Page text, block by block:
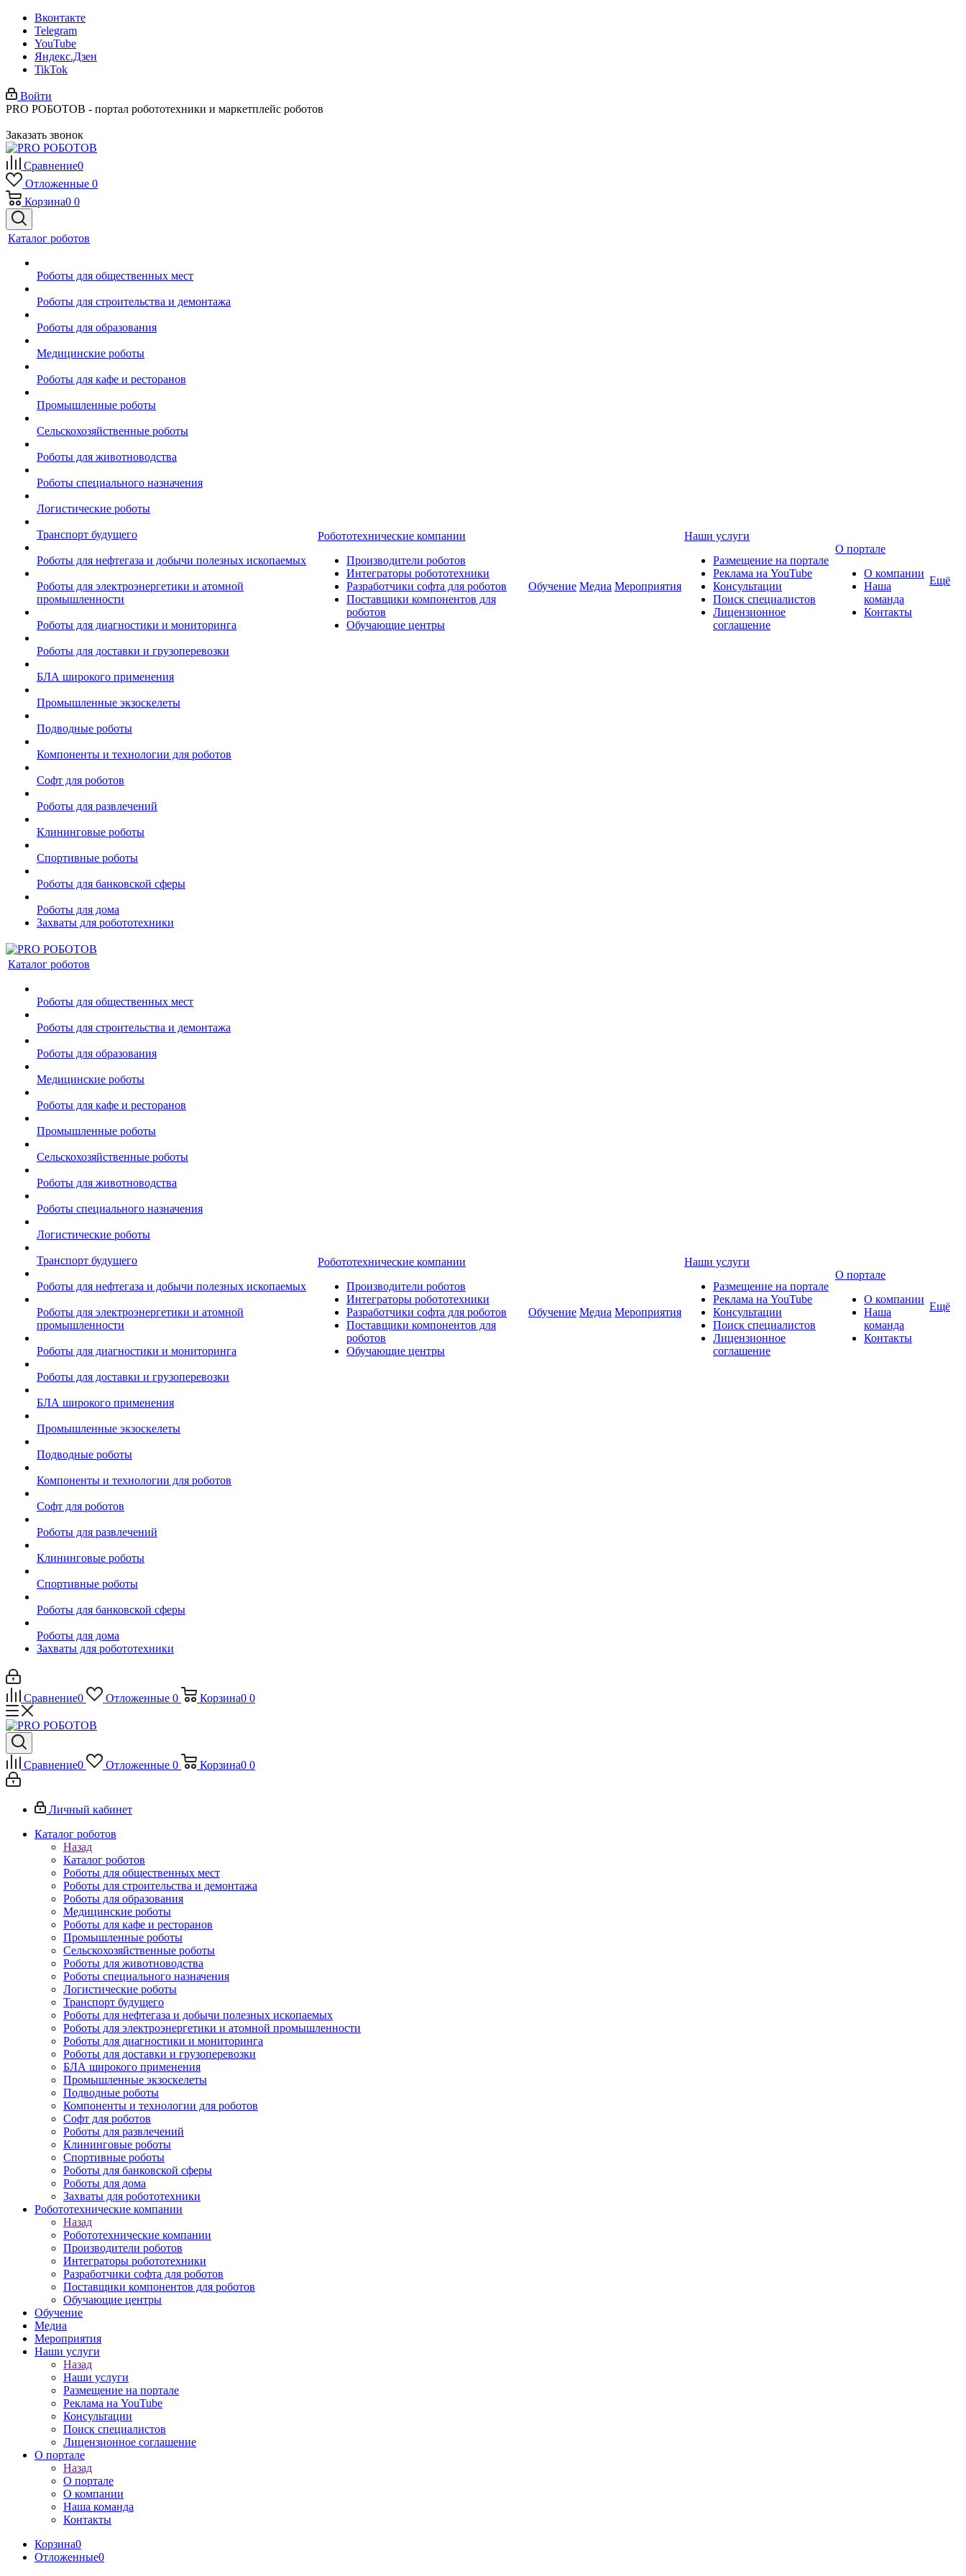
Вконтакте
Telegram
YouTube
Яндекс.Дзен
TikTok
Войти
PRO РОБОТОВ - портал робототехники и маркетплейс роботов
Заказать звонок
Сравнение0
Отложенные 0
Корзина0 0
Каталог роботов
Роботы для общественных мест
Роботы для строительства и демонтажа
Роботы для образования
Медицинские роботы
Роботы для кафе и ресторанов
Промышленные роботы
Сельскохозяйственные роботы
Роботы для животноводства
Роботы специального назначения
Логистические роботы
Транспорт будущего
Роботы для нефтегаза и добычи полезных ископаемых
Роботы для электроэнергетики и атомной
промышленности
Роботы для диагностики и мониторинга
Роботы для доставки и грузоперевозки
БЛА широкого применения
Промышленные экзоскелеты
Подводные роботы
Компоненты и технологии для роботов
Софт для роботов
Роботы для развлечений
Клининговые роботы
Спортивные роботы
Роботы для банковской сферы
Роботы для дома
Захваты для робототехники
Робототехнические компании
Производители роботов
Интеграторы робототехники
Разработчики софта для роботов
Поставщики компонентов для
роботов
Обучающие центры
Обучение Медиа Мероприятия
Наши услуги
Размещение на портале
Реклама на YouTube
Консультации
Поиск специалистов
Лицензионное
соглашение
О портале
О компании
Наша
команда
Контакты
Ещё
Каталог роботов
Роботы для общественных мест
Роботы для строительства и демонтажа
Роботы для образования
Медицинские роботы
Роботы для кафе и ресторанов
Промышленные роботы
Сельскохозяйственные роботы
Роботы для животноводства
Роботы специального назначения
Логистические роботы
Транспорт будущего
Роботы для нефтегаза и добычи полезных ископаемых
Роботы для электроэнергетики и атомной
промышленности
Роботы для диагностики и мониторинга
Роботы для доставки и грузоперевозки
БЛА широкого применения
Промышленные экзоскелеты
Подводные роботы
Компоненты и технологии для роботов
Софт для роботов
Роботы для развлечений
Клининговые роботы
Спортивные роботы
Роботы для банковской сферы
Роботы для дома
Захваты для робототехники
Робототехнические компании
Производители роботов
Интеграторы робототехники
Разработчики софта для роботов
Поставщики компонентов для
роботов
Обучающие центры
Обучение Медиа Мероприятия
Наши услуги
Размещение на портале
Реклама на YouTube
Консультации
Поиск специалистов
Лицензионное
соглашение
О портале
О компании
Наша
команда
Контакты
Ещё
Сравнение0 Отложенные 0 Корзина0 0
Сравнение0 Отложенные 0 Корзина0 0
Личный кабинет
Каталог роботов
Назад
Каталог роботов
Роботы для общественных мест
Роботы для строительства и демонтажа
Роботы для образования
Медицинские роботы
Роботы для кафе и ресторанов
Промышленные роботы
Сельскохозяйственные роботы
Роботы для животноводства
Роботы специального назначения
Логистические роботы
Транспорт будущего
Роботы для нефтегаза и добычи полезных ископаемых
Роботы для электроэнергетики и атомной промышленности
Роботы для диагностики и мониторинга
Роботы для доставки и грузоперевозки
БЛА широкого применения
Промышленные экзоскелеты
Подводные роботы
Компоненты и технологии для роботов
Софт для роботов
Роботы для развлечений
Клининговые роботы
Спортивные роботы
Роботы для банковской сферы
Роботы для дома
Захваты для робототехники
Робототехнические компании
Назад
Робототехнические компании
Производители роботов
Интеграторы робототехники
Разработчики софта для роботов
Поставщики компонентов для роботов
Обучающие центры
Обучение
Медиа
Мероприятия
Наши услуги
Назад
Наши услуги
Размещение на портале
Реклама на YouTube
Консультации
Поиск специалистов
Лицензионное соглашение
О портале
Назад
О портале
О компании
Наша команда
Контакты
Корзина0
Отложенные0